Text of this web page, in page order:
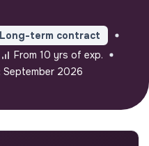
Long-term contract
From 10 yrs of exp.
September 2026